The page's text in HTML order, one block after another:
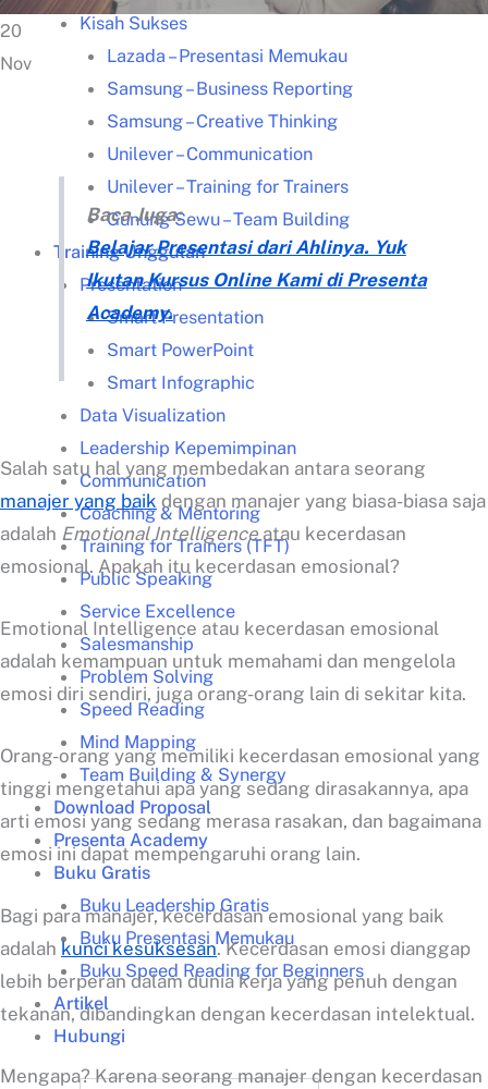
Kisah Sukses
Lazada – Presentasi Memukau
Samsung – Business Reporting
Samsung – Creative Thinking
Unilever – Communication
Unilever – Training for Trainers
Gunung Sewu – Team Building
Training Unggulan
Presentation
Smart Presentation
Smart PowerPoint
Smart Infographic
Data Visualization
Leadership Kepemimpinan
Communication
Coaching & Mentoring
Training for Trainers (TFT)
Public Speaking
Service Excellence
Salesmanship
Problem Solving
Speed Reading
Mind Mapping
Team Building & Synergy
Download Proposal
Presenta Academy
Buku Gratis
Buku Leadership Gratis
Buku Presentasi Memukau
Buku Speed Reading for Beginners
Artikel
Hubungi
20
Nov
Baca Juga:
Belajar Presentasi dari Ahlinya. Yuk
Ikutan Kursus Online Kami di Presenta
Academy.
Salah satu hal yang membedakan antara seorang
manajer yang baik dengan manajer yang biasa-biasa saja
adalah Emotional Intelligence atau kecerdasan
emosional. Apakah itu kecerdasan emosional?
Emotional Intelligence atau kecerdasan emosional
adalah kemampuan untuk memahami dan mengelola
emosi diri sendiri, juga orang-orang lain di sekitar kita.
Orang-orang yang memiliki kecerdasan emosional yang
tinggi mengetahui apa yang sedang dirasakannya, apa
arti emosi yang sedang merasa rasakan, dan bagaimana
emosi ini dapat mempengaruhi orang lain.
Bagi para manajer, kecerdasan emosional yang baik
adalah kunci kesuksesan. Kecerdasan emosi dianggap
lebih berperan dalam dunia kerja yang penuh dengan
tekanan, dibandingkan dengan kecerdasan intelektual.
Mengapa? Karena seorang manajer dengan kecerdasan